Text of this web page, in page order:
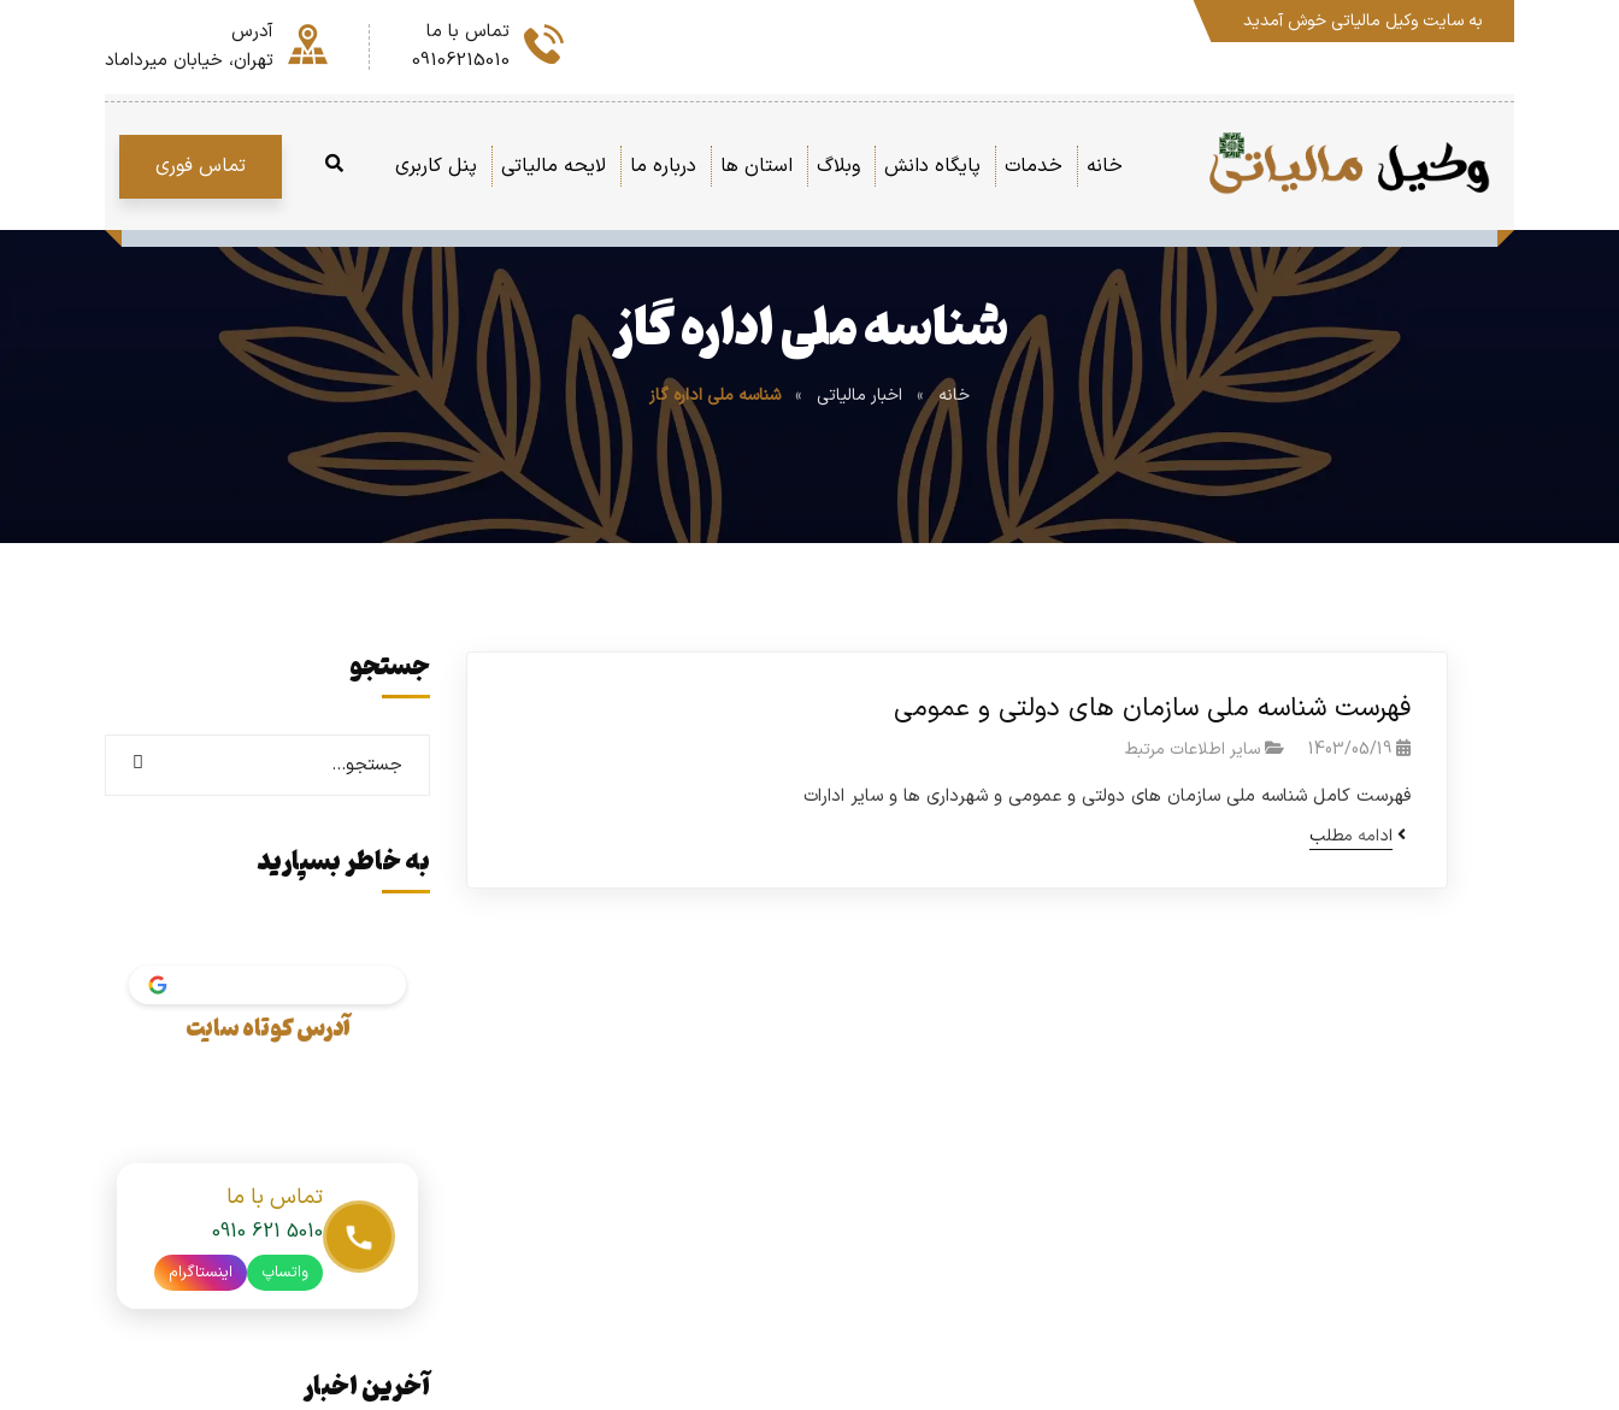
به سایت وکیل مالیاتی خوش آمدید
تماس با ما
09106215010
آدرس
تهران، خیابان میرداماد
خانه خدمات پایگاه دانش وبلاگ استان ها درباره ما لایحه مالیاتی پنل کاربری تماس فوری
شناسه ملی اداره گاز
خانه » اخبار مالیاتی » شناسه ملی اداره گاز
فهرست شناسه ملی سازمان های دولتی و عمومی
1403/05/19 سایر اطلاعات مرتبط
فهرست کامل شناسه ملی سازمان های دولتی و عمومی و شهرداری ها و سایر ادارات
ادامه مطلب
جستجو
به خاطر بسپارید
آدرس کوتاه سایت
تماس با ما
0910 621 5010
واتساپ اینستاگرام
آخرین اخبار